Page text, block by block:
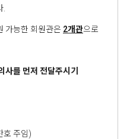
.
가능한 회원관은 2개관으로
사를 먼저 전달주시기
호 주임)